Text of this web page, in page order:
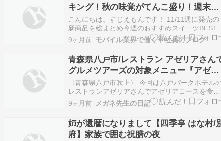
キング！秋の味覚がてんこ盛り！週末は
どれ食べる？？
こんにちは。すじえもんです！ 11/11週に発売の
新商品を総まとめ今週のおすすめスイーツBEST6
発表週末スイーツ選びの参考にしてね おすすめ
イーツランキングベスト6（2025年11月11日週発
売）対象期間：2025/11/9-2025/11/14 【第1位】
セブン-イレブ…
9ヶ月前 モバイル業界で働く平社員のブログ
青森県八戸市/レストラン アゼリアさん
グルメツアーズの対象メニュー『アゼリ
アコース』を食べて来ました。
〈青森県八戸市吹上〉 今回は八戸パークホテル
レストランアゼリアさんでアゼリアコースを食べ
て来ました。 （訪問日2025.11.2） 場所は レス
ラン アゼリア 青森県八戸市吹上１丁目１５−９０
https://maps.app.goo.gl/jHhgRRvAyTvCAMyj9…
9ヶ月前 メガネ先生の日記
姉が還暦になりまして【四季亭 はな村/
府】家族で囲む祝膳の夜